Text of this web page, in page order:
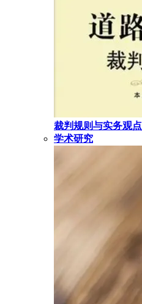
裁判规则与实务观点
学术研究